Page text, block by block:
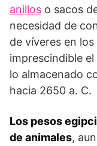
anillos o sacos
necesidad de
de víveres en
imprescindible
lo almacenado
hacia 2650 a. C.
Los pesos
de animales,